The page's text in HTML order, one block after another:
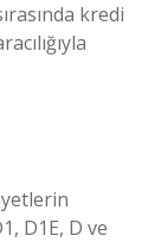
kredi
D1E, D ve